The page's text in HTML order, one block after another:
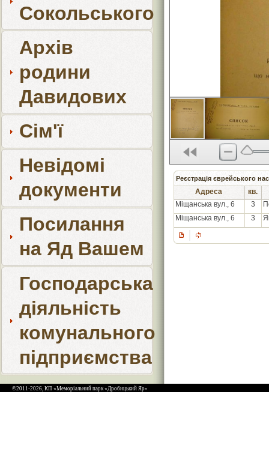
Сокольського
Архів
родини
Давидових
Сім'ї
Невідомі
документи
Посилання
на Яд Вашем
Господарська
діяльність
комунального
підприємства
Реєстрація єврейського
Адреса
кв.
Міщанська вул., 6
3
Міщанська вул., 6
3
©2011-2026, КП «Меморіальний парк «Дробицький Яр»